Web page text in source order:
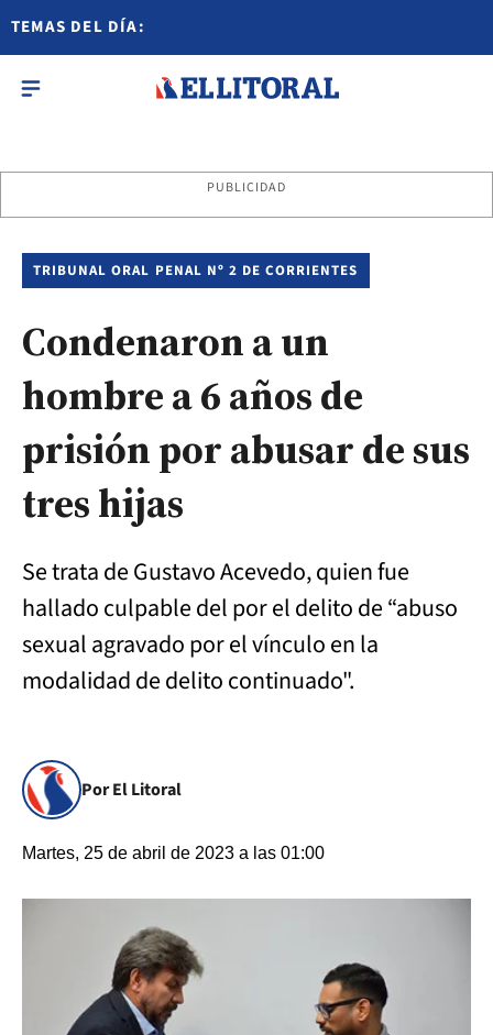
TEMAS DEL DÍA:
PUBLICIDAD
TRIBUNAL ORAL PENAL Nº 2 DE CORRIENTES
Condenaron a un
hombre a 6 años de
prisión por abusar de sus
tres hijas
Se trata de Gustavo Acevedo, quien fue
hallado culpable del por el delito de “abuso
sexual agravado por el vínculo en la
modalidad de delito continuado".
Por El Litoral
Martes, 25 de abril de 2023 a las 01:00